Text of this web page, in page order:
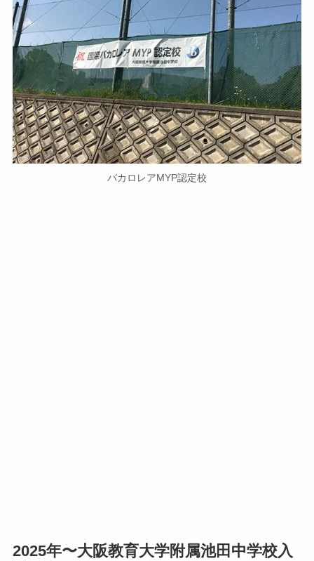
バカロレアMYP認定校
2025年〜大阪教育大学附属池田中学校入